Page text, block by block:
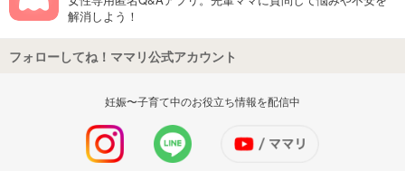
解消しよう！
フォローしてね！ママリ公式アカウント
妊娠〜子育て中のお役立ち情報を配信中